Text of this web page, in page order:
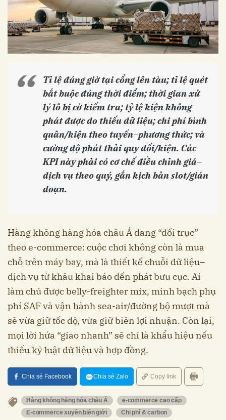
Tỉ lệ đúng giờ tại cổng lên tàu; tỉ lệ quét
bắt buộc đúng thời điểm; thời gian xử
lý lô bị cờ kiểm tra; tỷ lệ kiện không
phát được do thiếu dữ liệu; chi phí bình
quân/kiện theo tuyến–phương thức; và
cường độ phát thải quy đổi/kiện. Các
KPI này phải có cơ chế điều chỉnh giá–
dịch vụ theo quý, gắn kịch bản slot/gián
đoạn.
Hàng không hàng hóa châu Á đang “đổi trục”
theo e-commerce: cuộc chơi không còn là mua
chỗ trên máy bay, mà là thiết kế chuỗi dữ liệu–
dịch vụ từ khâu khai báo đến phát bưu cục. Ai
làm chủ được belly-freighter mix, minh bạch phụ
phí SAF và vận hành sea-air/đường bộ mượt mà
sẽ vừa giữ tốc độ, vừa giữ biên lợi nhuận. Còn lại,
mọi lời hứa “giao nhanh” sẽ chỉ là khẩu hiệu nếu
thiếu kỷ luật dữ liệu và hợp đồng.
Chia sẻ Facebook Chia sẻ Zalo Copy link
Hàng không hàng hóa châu Á
e-commerce cao cấp
E-commerce xuyên biên giới
Chi phí & carbon